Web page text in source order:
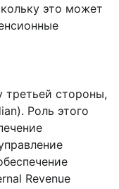
это может
третьей стороны,
Роль этого
Revenue